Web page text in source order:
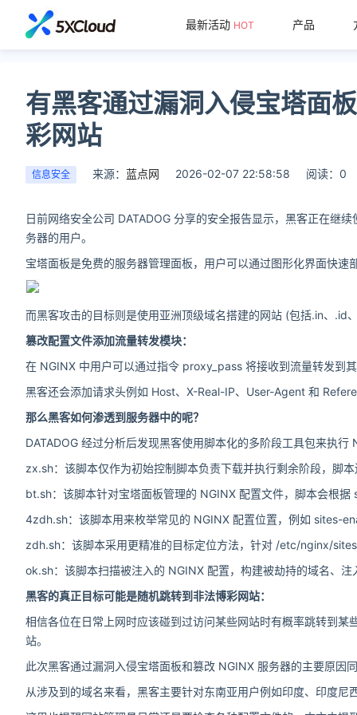
最新活动 HOT 产品
有黑客通过漏洞入侵宝塔面
彩网站
信息安全 来源： 蓝点网 2026-02-07 22:58:58 阅读：0
日前网络安全公司 DATADOG 分享的安全报告显示，黑客正在继
务器的用户。
宝塔面板是免费的服务器管理面板，用户可以通过图形化界面快
而黑客攻击的目标则是使用亚洲顶级域名搭建的网站 (包括.in、
篡改配置文件添加流量转发模块：
在 NGINX 中用户可以通过指令 proxy_pass 将接收到流量转发到
黑客还会添加请求头例如 Host、X-Real-IP、User-Agent 和
那么黑客如何渗透到服务器中的呢？
DATADOG 经过分析后发现黑客使用脚本化的多阶段工具包来执
zx.sh：该脚本仅作为初始控制脚本负责下载并执行剩余阶段，脚
bt.sh：该脚本针对宝塔面板管理的 NGINX 配置文件，脚本会根
4zdh.sh：该脚本用来枚举常见的 NGINX 配置位置，例如 sites-
zdh.sh：该脚本采用更精准的目标定位方法，针对 /etc/nginx/
ok.sh：该脚本扫描被注入的 NGINX 配置，构建被劫持的域名、
黑客的真正目标可能是随机跳转到非法博彩网站：
相信各位在日常上网时应该碰到过访问某些网站时有概率跳转到
站。
此次黑客通过漏洞入侵宝塔面板和篡改 NGINX 服务器的主要原因
从涉及到的域名来看，黑客主要针对东南亚用户例如印度、印度